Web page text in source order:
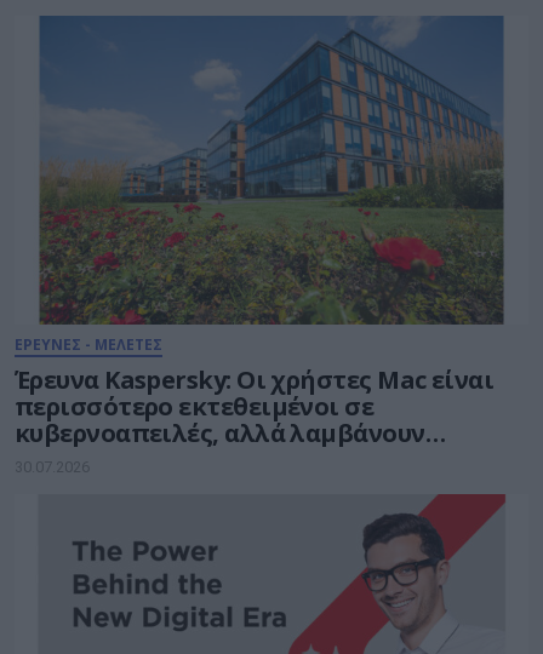
ΕΡΕΥΝΕΣ - ΜΕΛΕΤΕΣ
Έρευνα Kaspersky: Οι χρήστες Mac είναι
περισσότερο εκτεθειμένοι σε
κυβερνοαπειλές, αλλά λαμβάνουν
λιγότερα μέτρα προστασίας
30.07.2026